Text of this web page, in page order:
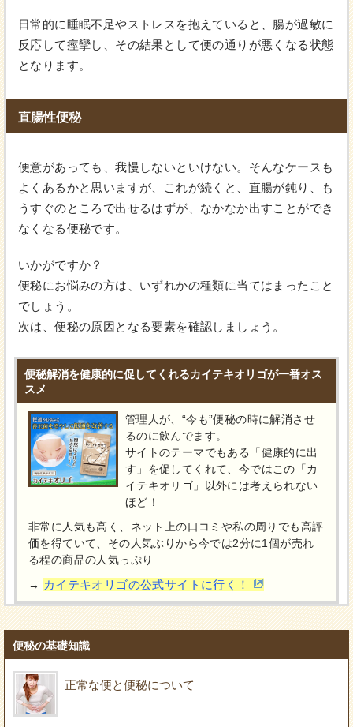
日常的に睡眠不足やストレスを抱えていると、腸が過敏に
反応して痙攣し、その結果として便の通りが悪くなる状態
となります。
直腸性便秘
便意があっても、我慢しないといけない。そんなケースも
よくあるかと思いますが、これが続くと、直腸が鈍り、も
うすぐのところで出せるはずが、なかなか出すことができ
なくなる便秘です。
いかがですか？
便秘にお悩みの方は、いずれかの種類に当てはまったこと
でしょう。
次は、便秘の原因となる要素を確認しましょう。
便秘解消を健康的に促してくれるカイテキオリゴが一番オス
スメ
管理人が、“今も”便秘の時に解消させ
るのに飲んでます。
サイトのテーマでもある「健康的に出
す」を促してくれて、今ではこの「カ
イテキオリゴ」以外には考えられない
ほど！
非常に人気も高く、ネット上の口コミや私の周りでも高評
価を得ていて、その人気ぶりから今では2分に1個が売れ
る程の商品の人気っぷり
→ カイテキオリゴの公式サイトに行く！
便秘の基礎知識
正常な便と便秘について